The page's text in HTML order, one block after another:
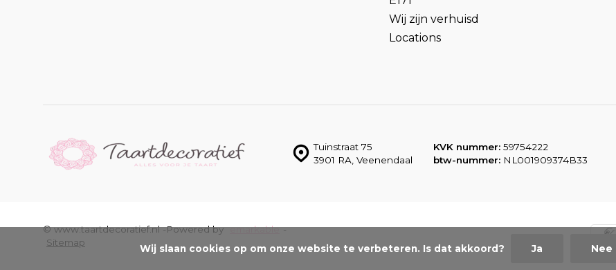
Wij zijn verhuisd
Locations
Tuinstraat 75
3901 RA, Veenendaal
KVK nummer: 59754222
btw-nummer: NL001909374B33
© www.taartdecoratief.nl -Powered by emarkable -
Sitemap
Wij slaan cookies op om onze website te verbeteren. Is dat akkoord? Ja Nee